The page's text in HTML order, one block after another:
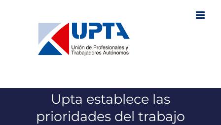
Upta establece las
prioridades del trabajo